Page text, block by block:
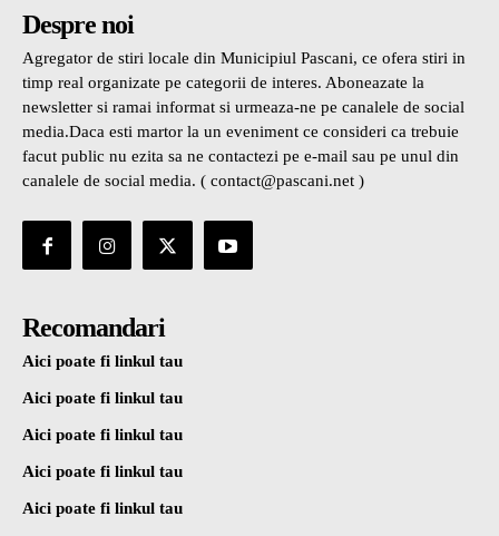
Despre noi
Agregator de stiri locale din Municipiul Pascani, ce ofera stiri in
timp real organizate pe categorii de interes. Aboneazate la
newsletter si ramai informat si urmeaza-ne pe canalele de social
media.Daca esti martor la un eveniment ce consideri ca trebuie
facut public nu ezita sa ne contactezi pe e-mail sau pe unul din
canalele de social media. ( contact@pascani.net )
Recomandari
Aici poate fi linkul tau
Aici poate fi linkul tau
Aici poate fi linkul tau
Aici poate fi linkul tau
Aici poate fi linkul tau